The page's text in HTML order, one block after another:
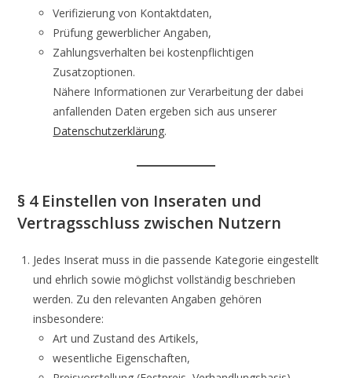
Verifizierung von Kontaktdaten,
Prüfung gewerblicher Angaben,
Zahlungsverhalten bei kostenpflichtigen
Zusatzoptionen.
Nähere Informationen zur Verarbeitung der dabei
anfallenden Daten ergeben sich aus unserer
Datenschutzerklärung.
§ 4 Einstellen von Inseraten und
Vertragsschluss zwischen Nutzern
Jedes Inserat muss in die passende Kategorie eingestellt
und ehrlich sowie möglichst vollständig beschrieben
werden. Zu den relevanten Angaben gehören
insbesondere:
Art und Zustand des Artikels,
wesentliche Eigenschaften,